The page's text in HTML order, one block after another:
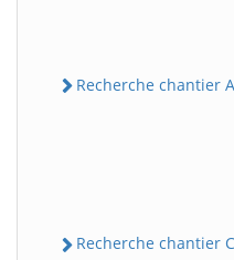
Recherche chantier
Recherche chantier